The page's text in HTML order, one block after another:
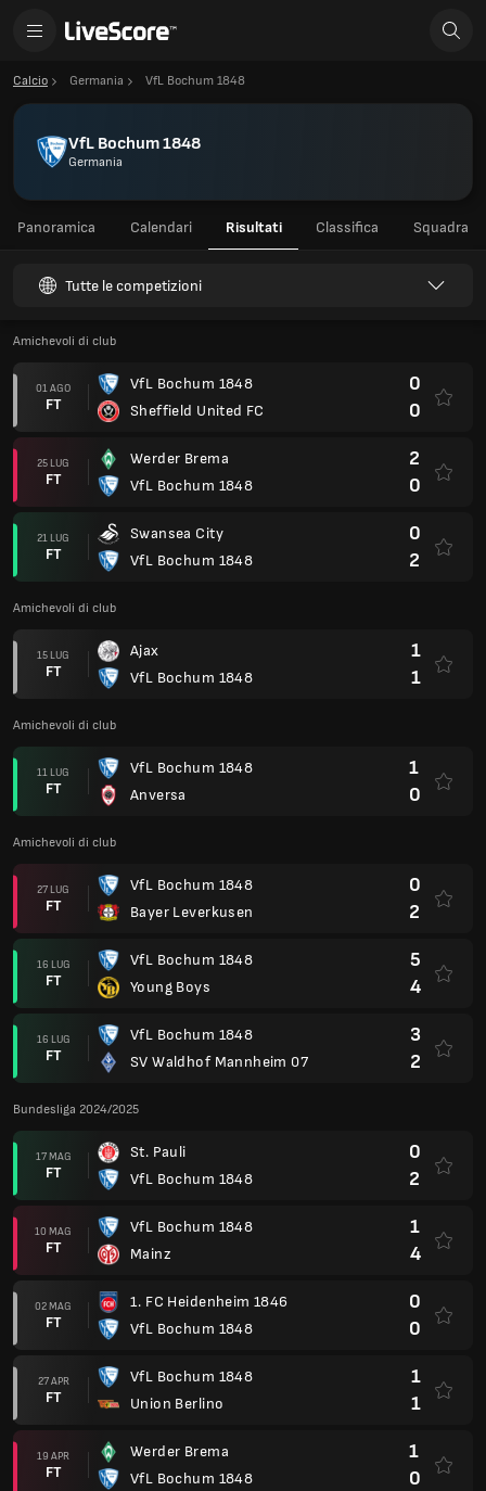
Calcio Germania VfL Bochum 1848
VfL Bochum 1848
Germania
Panoramica Calendari Risultati Classifica Squadra
Tutte le competizioni
Amichevoli di club
01 AGO
FT
VfL Bochum 1848
Sheffield United FC
0
0
25 LUG
FT
Werder Brema
VfL Bochum 1848
2
0
21 LUG
FT
Swansea City
VfL Bochum 1848
0
2
Amichevoli di club
15 LUG
FT
Ajax
VfL Bochum 1848
1
1
Amichevoli di club
11 LUG
FT
VfL Bochum 1848
Anversa
1
0
Amichevoli di club
27 LUG
FT
VfL Bochum 1848
Bayer Leverkusen
0
2
16 LUG
FT
VfL Bochum 1848
Young Boys
5
4
16 LUG
FT
VfL Bochum 1848
SV Waldhof Mannheim 07
3
2
Bundesliga 2024/2025
17 MAG
FT
St. Pauli
VfL Bochum 1848
0
2
10 MAG
FT
VfL Bochum 1848
Mainz
1
4
02 MAG
FT
1. FC Heidenheim 1846
VfL Bochum 1848
0
0
27 APR
FT
VfL Bochum 1848
Union Berlino
1
1
19 APR
FT
Werder Brema
VfL Bochum 1848
1
0